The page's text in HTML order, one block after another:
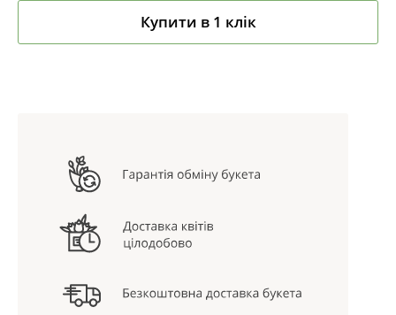
Купити в 1 клік